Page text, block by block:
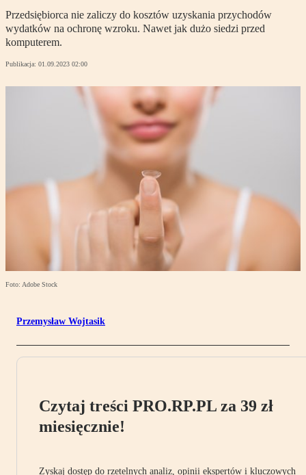
Przedsiębiorca nie zaliczy do kosztów uzyskania przychodów
wydatków na ochronę wzroku. Nawet jak dużo siedzi przed
komputerem.
Publikacja: 01.09.2023 02:00
Foto: Adobe Stock
Przemysław Wojtasik
Czytaj treści PRO.RP.PL za 39 zł
miesięcznie!
Zyskaj dostęp do rzetelnych analiz, opinii ekspertów i kluczowych